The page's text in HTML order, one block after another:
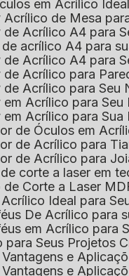
em Acrílico
Acrílico de Mesa
de Acrílico A4 para
de acrílico A4 para
de Acrílico A4 para
de Acrílico para
de Acrílico para Seu
em Acrílico para
em Acrílico para
de Óculos em
de Acrílico para
de Acrílico para
corte a laser em
de Corte a Laser
Ideal para
De Acrílico para
em Acrílico para
para Seus Projetos
e
e